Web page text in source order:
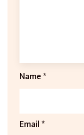
Name*
Email*